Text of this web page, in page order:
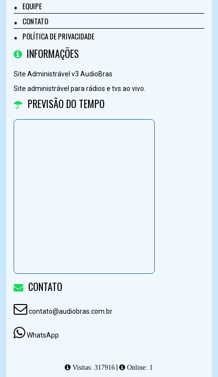
EQUIPE
CONTATO
POLÍTICA DE PRIVACIDADE
INFORMAÇÕES
Site Administrável v3 AudioBras
Site administrável para rádios e tvs ao vivo.
PREVISÃO DO TEMPO
CONTATO
contato@audiobras.com.br
WhatsApp
Visitas: 317916 | Online: 1